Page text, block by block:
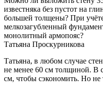
известняка без пустот на
большей толщены? При
мелкозагубленный
монолитный армопояс?
Татьяна Проскурникова
Татьяна, в любом случае
не менее 60 см толщиной. В
см, чтобы сэкономить. Но не